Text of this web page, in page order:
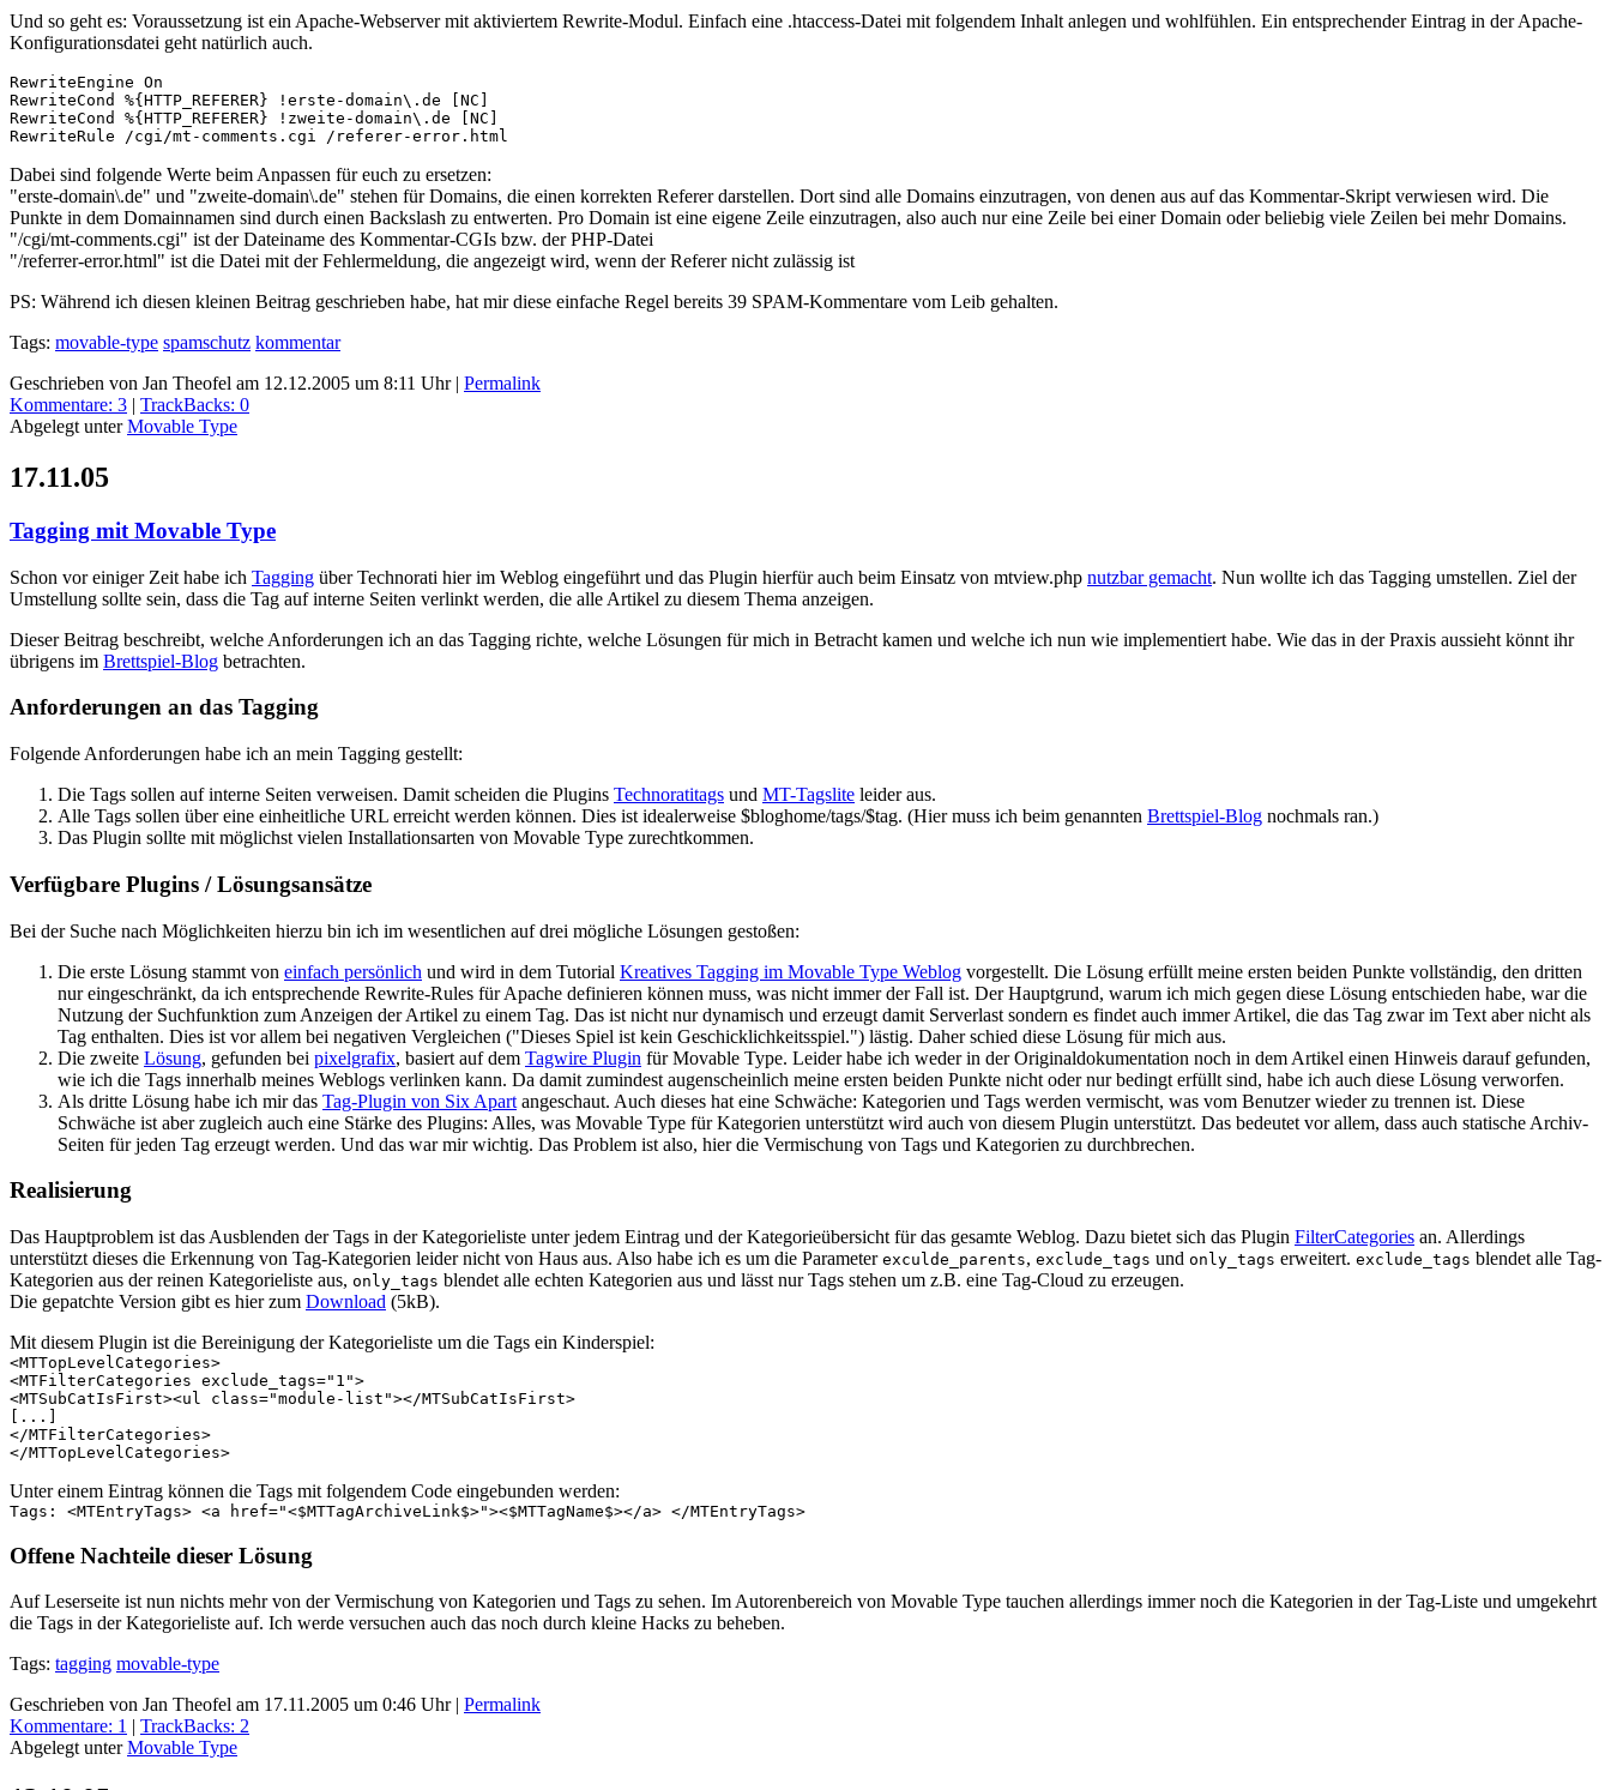
Und so geht es: Voraussetzung ist ein Apache-Webserver mit aktiviertem Rewrite-Modul. Einfach eine .htaccess-Datei mit folgendem Inhalt anlegen und wohlfühlen. Ein entsprechender Eintrag in der Apache-
Konfigurationsdatei geht natürlich auch.
RewriteEngine On
RewriteCond %{HTTP_REFERER} !erste-domain\.de [NC]
RewriteCond %{HTTP_REFERER} !zweite-domain\.de [NC]
RewriteRule /cgi/mt-comments.cgi /referer-error.html
Dabei sind folgende Werte beim Anpassen für euch zu ersetzen:
"erste-domain\.de" und "zweite-domain\.de" stehen für Domains, die einen korrekten Referer darstellen. Dort sind alle Domains einzutragen, von denen aus auf das Kommentar-Skript verwiesen wird. Die
Punkte in dem Domainnamen sind durch einen Backslash zu entwerten. Pro Domain ist eine eigene Zeile einzutragen, also auch nur eine Zeile bei einer Domain oder beliebig viele Zeilen bei mehr Domains.
"/cgi/mt-comments.cgi" ist der Dateiname des Kommentar-CGIs bzw. der PHP-Datei
"/referrer-error.html" ist die Datei mit der Fehlermeldung, die angezeigt wird, wenn der Referer nicht zulässig ist
PS: Während ich diesen kleinen Beitrag geschrieben habe, hat mir diese einfache Regel bereits 39 SPAM-Kommentare vom Leib gehalten.
Tags: movable-type spamschutz kommentar
Geschrieben von Jan Theofel am 12.12.2005 um 8:11 Uhr | Permalink
Kommentare: 3 | TrackBacks: 0
Abgelegt unterMovable Type
17.11.05
Tagging mit Movable Type
Schon vor einiger Zeit habe ich Tagging über Technorati hier im Weblog eingeführt und das Plugin hierfür auch beim Einsatz von mtview.php nutzbar gemacht. Nun wollte ich das Tagging umstellen. Ziel der
Umstellung sollte sein, dass die Tag auf interne Seiten verlinkt werden, die alle Artikel zu diesem Thema anzeigen.
Dieser Beitrag beschreibt, welche Anforderungen ich an das Tagging richte, welche Lösungen für mich in Betracht kamen und welche ich nun wie implementiert habe. Wie das in der Praxis aussieht könnt ihr
übrigens im Brettspiel-Blog betrachten.
Anforderungen an das Tagging
Folgende Anforderungen habe ich an mein Tagging gestellt:
Die Tags sollen auf interne Seiten verweisen. Damit scheiden die Plugins Technoratitags und MT-Tagslite leider aus.
Alle Tags sollen über eine einheitliche URL erreicht werden können. Dies ist idealerweise $bloghome/tags/$tag. (Hier muss ich beim genannten Brettspiel-Blog nochmals ran.)
Das Plugin sollte mit möglichst vielen Installationsarten von Movable Type zurechtkommen.
Verfügbare Plugins / Lösungsansätze
Bei der Suche nach Möglichkeiten hierzu bin ich im wesentlichen auf drei mögliche Lösungen gestoßen:
Die erste Lösung stammt von einfach persönlich und wird in dem Tutorial Kreatives Tagging im Movable Type Weblog vorgestellt. Die Lösung erfüllt meine ersten beiden Punkte vollständig, den dritten
nur eingeschränkt, da ich entsprechende Rewrite-Rules für Apache definieren können muss, was nicht immer der Fall ist. Der Hauptgrund, warum ich mich gegen diese Lösung entschieden habe, war die
Nutzung der Suchfunktion zum Anzeigen der Artikel zu einem Tag. Das ist nicht nur dynamisch und erzeugt damit Serverlast sondern es findet auch immer Artikel, die das Tag zwar im Text aber nicht als
Tag enthalten. Dies ist vor allem bei negativen Vergleichen ("Dieses Spiel ist kein Geschicklichkeitsspiel.") lästig. Daher schied diese Lösung für mich aus.
Die zweite Lösung, gefunden bei pixelgrafix, basiert auf dem Tagwire Plugin für Movable Type. Leider habe ich weder in der Originaldokumentation noch in dem Artikel einen Hinweis darauf gefunden,
wie ich die Tags innerhalb meines Weblogs verlinken kann. Da damit zumindest augenscheinlich meine ersten beiden Punkte nicht oder nur bedingt erfüllt sind, habe ich auch diese Lösung verworfen.
Als dritte Lösung habe ich mir das Tag-Plugin von Six Apart angeschaut. Auch dieses hat eine Schwäche: Kategorien und Tags werden vermischt, was vom Benutzer wieder zu trennen ist. Diese
Schwäche ist aber zugleich auch eine Stärke des Plugins: Alles, was Movable Type für Kategorien unterstützt wird auch von diesem Plugin unterstützt. Das bedeutet vor allem, dass auch statische Archiv-
Seiten für jeden Tag erzeugt werden. Und das war mir wichtig. Das Problem ist also, hier die Vermischung von Tags und Kategorien zu durchbrechen.
Realisierung
Das Hauptproblem ist das Ausblenden der Tags in der Kategorieliste unter jedem Eintrag und der Kategorieübersicht für das gesamte Weblog. Dazu bietet sich das Plugin FilterCategories an. Allerdings
unterstützt dieses die Erkennung von Tag-Kategorien leider nicht von Haus aus. Also habe ich es um die Parameter exculde_parents, exclude_tags und only_tags erweitert. exclude_tags blendet alle Tag-
Kategorien aus der reinen Kategorieliste aus, only_tags blendet alle echten Kategorien aus und lässt nur Tags stehen um z.B. eine Tag-Cloud zu erzeugen.
Die gepatchte Version gibt es hier zum Download (5kB).
Mit diesem Plugin ist die Bereinigung der Kategorieliste um die Tags ein Kinderspiel:
<MTTopLevelCategories>
<MTFilterCategories exclude_tags="1">
<MTSubCatIsFirst><ul class="module-list"></MTSubCatIsFirst>
[...]
</MTFilterCategories>
</MTTopLevelCategories>
Unter einem Eintrag können die Tags mit folgendem Code eingebunden werden:
Tags: <MTEntryTags> <a href="<$MTTagArchiveLink$>"><$MTTagName$></a> </MTEntryTags>
Offene Nachteile dieser Lösung
Auf Leserseite ist nun nichts mehr von der Vermischung von Kategorien und Tags zu sehen. Im Autorenbereich von Movable Type tauchen allerdings immer noch die Kategorien in der Tag-Liste und umgekehrt
die Tags in der Kategorieliste auf. Ich werde versuchen auch das noch durch kleine Hacks zu beheben.
Tags: tagging movable-type
Geschrieben von Jan Theofel am 17.11.2005 um 0:46 Uhr | Permalink
Kommentare: 1 | TrackBacks: 2
Abgelegt unterMovable Type